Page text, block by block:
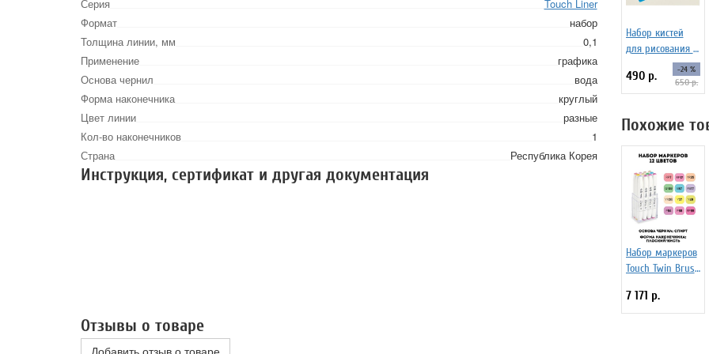
Серия
Touch Liner
Формат
набор
Толщина линии, мм
0,1
Применение
графика
Основа чернил
вода
Форма наконечника
круглый
Цвет линии
разные
Кол-во наконечников
1
Страна
Республика Корея
Инструкция, сертификат и другая документация
Набор кистей
для рисования c
резервуаром
Water Brush set
№1, 6 штук
490 р. -24 %
650 р.
Похожие
Набор маркеров
Touch Twin Brush
пастельные
цвета
7 171 р.
Отзывы о товаре